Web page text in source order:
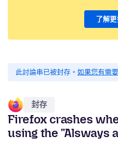
了解更
此討論串已被封存。 如果您有需
封存
Firefox crashes
using the "Alsways